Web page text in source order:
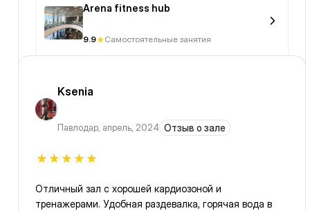
Arena fitness hub
9.9 Самостоятельные занятия
Ksenia
Павлодар, апрель, 2024 Отзыв о зале
Отличный зал с хорошей кардиозоной и
тренажерами. Удобная раздевалка, горячая вода в